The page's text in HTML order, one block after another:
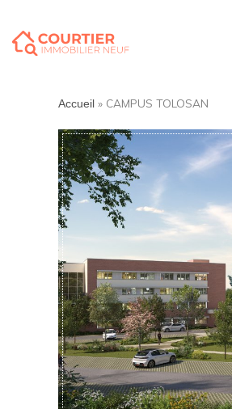
Accueil » CAMPUS TOLOSAN